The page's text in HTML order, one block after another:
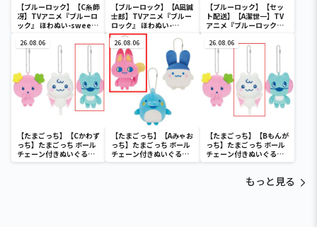
【ブルーロック】【C糸師
冴】TVアニメ『ブルーロ
ック』 ほわぬい-sweets
【ブルーロック】【A凪誠
士郎】TVアニメ『ブルー
ロック』 ほわぬい-
sweets flavor 2026-
vol.2
【ブルーロック】【セッ
ト配送】【A潔世一】TV
アニメ『ブルーロック』
アクリルプレートvol.1
26.08.06
【たまごっち】【Cかわず
っち】たまごっち ボール
チェーン付きぬいぐるみ
～Tamagotchi
26.08.06
【たまごっち】【Aみゃお
っち】たまごっち ボール
チェーン付きぬいぐるみ
～Tamagotchi
26.08.06
【たまごっち】【Bもんが
っち】たまごっち ボール
チェーン付きぬいぐるみ
～Tamagotchi
もっと見る